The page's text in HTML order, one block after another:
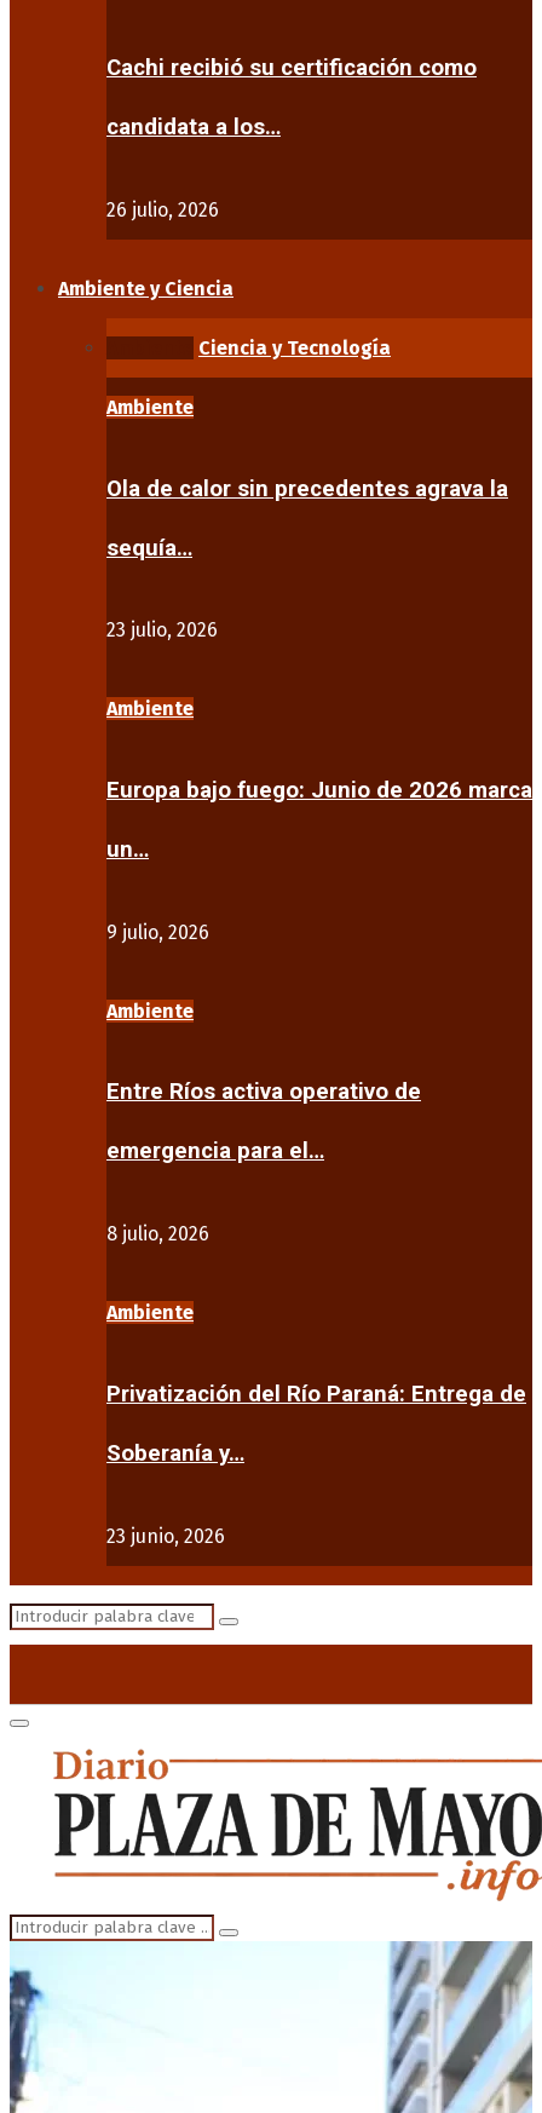
Cachi recibió su certificación como
candidata a los…
26 julio, 2026
Ambiente y Ciencia
Ciencia y Tecnología
Ambiente
Ola de calor sin precedentes agrava la
sequía…
23 julio, 2026
Ambiente
Europa bajo fuego: Junio de 2026 marca
un…
9 julio, 2026
Ambiente
Entre Ríos activa operativo de
emergencia para el…
8 julio, 2026
Ambiente
Privatización del Río Paraná: Entrega de
Soberanía y…
23 junio, 2026
Search
Search
Primary
Menu
Search
for:
Search